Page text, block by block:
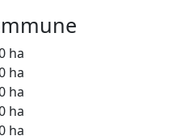
ha
ha
ha
ha
ha